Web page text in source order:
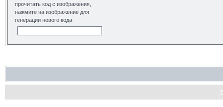
прочитать код с изображения,
нажмите на изображение для
генерации нового кода.